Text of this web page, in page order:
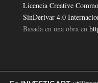
Licencia Creative
SinDerivar 4.0
Basada en una obra en